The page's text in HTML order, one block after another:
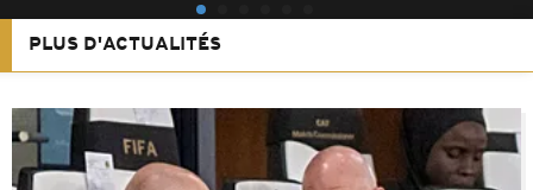
PLUS D'ACTUALITÉS